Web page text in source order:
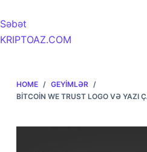
Səbət
KRIPTOAZ.COM
HOME / GEYIMLƏR /
BITCOIN WE TRUST LOGO VƏ YAZI